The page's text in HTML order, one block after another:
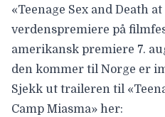
«Teenage Sex and Death
verdenspremiere på
amerikansk premiere 7.
den kommer til Norge er
Sjekk ut traileren til
Camp Miasma» her: